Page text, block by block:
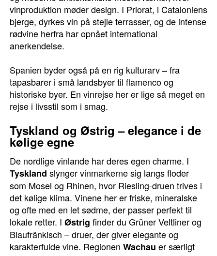
vinproduktion møder design. I Priorat, i Cataloniens
bjerge, dyrkes vin på stejle terrasser, og de intense
rødvine herfra har opnået international
anerkendelse.
Spanien byder også på en rig kulturarv – fra
tapasbarer i små landsbyer til flamenco og
historiske byer. En vinrejse her er lige så meget en
rejse i livsstil som i smag.
Tyskland og Østrig – elegance i de
kølige egne
De nordlige vinlande har deres egen charme. I
Tyskland slynger vinmarkerne sig langs floder
som Mosel og Rhinen, hvor Riesling-druen trives i
det kølige klima. Vinene her er friske, mineralske
og ofte med en let sødme, der passer perfekt til
lokale retter. I Østrig finder du Grüner Veltliner og
Blaufränkisch – druer, der giver elegante og
karakterfulde vine. Regionen Wachau er særligt